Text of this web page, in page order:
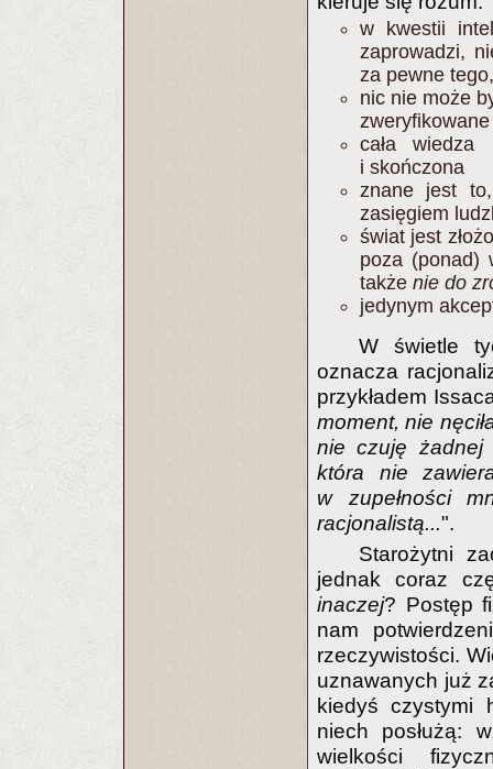
w kwestii
zaprowadzi,
za pewne
nic nie może
cała wiedza
i skończona
znane jest
zasięgiem
świat jest
poza (ponad)
także nie do
jedynym
W świetle
oznacza
przykładem
moment, nie
nie czuję żadnej
która nie
w zupełności
racjonalistą...".
Starożytni
jednak coraz
inaczej? Postęp
nam
rzeczywistości.
uznawanych już
kiedyś czystymi
niech posłużą:
wielkości